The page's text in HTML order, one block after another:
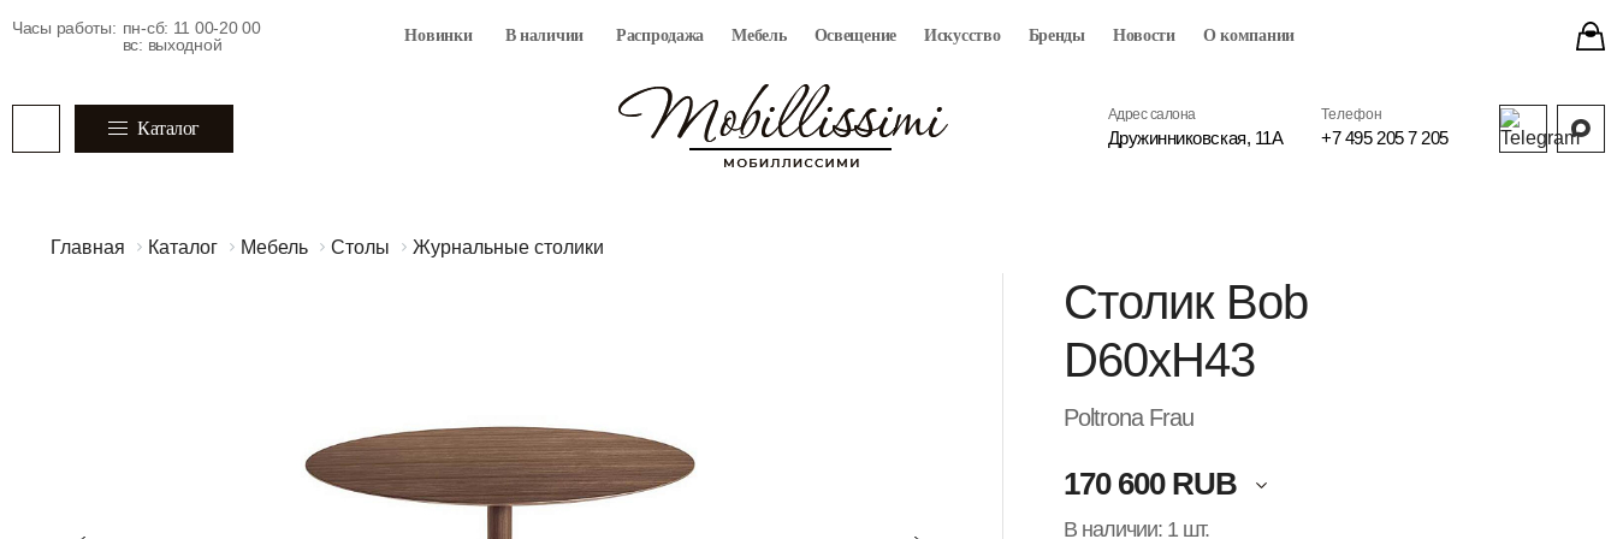
Часы работы: пн-сб: 11 00-20 00
вс: выходной
Новинки В наличии Распродажа Мебель Освещение Искусство Бренды Новости О компании
Каталог
Адрес салона
Дружинниковская, 11А
Телефон
+7 495 205 7 205
Главная Каталог Мебель Столы Журнальные столики
Столик Bob
D60хH43
Poltrona Frau
170 600 RUB
В наличии: 1 шт.